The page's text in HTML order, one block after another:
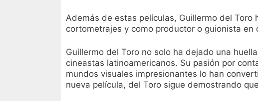
Además de estas películas, Guillermo del
cortometrajes y como productor o guionista
Guillermo del Toro no solo ha dejado una
cineastas latinoamericanos. Su pasión por
mundos visuales impresionantes lo han
nueva película, del Toro sigue demostrando